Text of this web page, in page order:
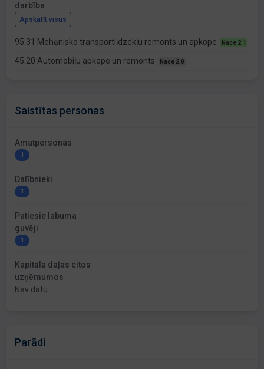
darbība
Apskatīt visus
95.31 Mehānisko transportlīdzekļu remonts un apkope Nace 2.1
45.20 Automobiļu apkope un remonts Nace 2.0
Saistītas personas
Amatpersonas
1
Dalībnieki
1
Patiesie labuma
guvēji
1
Kapitāla daļas citos
uzņēmumos
Nav datu
Parādi